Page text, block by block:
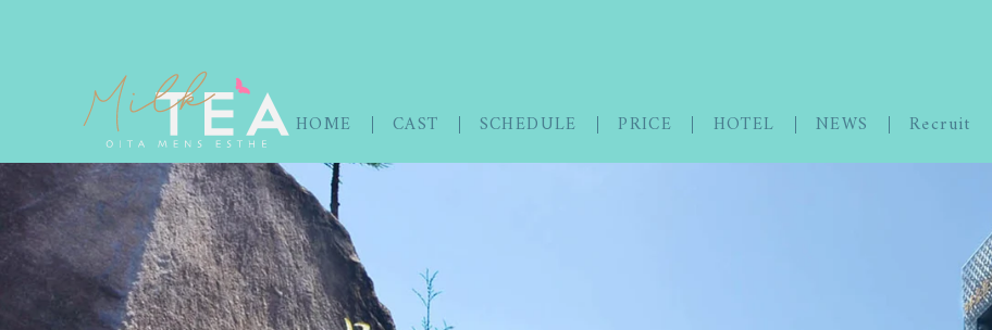
HOME CAST SCHEDULE PRICE HOTEL NEWS Recruit